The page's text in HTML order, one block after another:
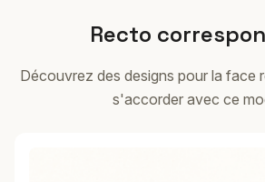
Recto
Découvrez des designs pour la face
s'accorder avec ce